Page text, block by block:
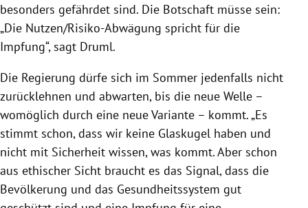
besonders gefährdet sind. Die Botschaft müsse sein:
„Die Nutzen/Risiko-Abwägung spricht für die
Impfung“, sagt Druml.
Die Regierung dürfe sich im Sommer jedenfalls nicht
zurücklehnen und abwarten, bis die neue Welle –
womöglich durch eine neue Variante – kommt. „Es
stimmt schon, dass wir keine Glaskugel haben und
nicht mit Sicherheit wissen, was kommt. Aber schon
aus ethischer Sicht braucht es das Signal, dass die
Bevölkerung und das Gesundheitssystem gut